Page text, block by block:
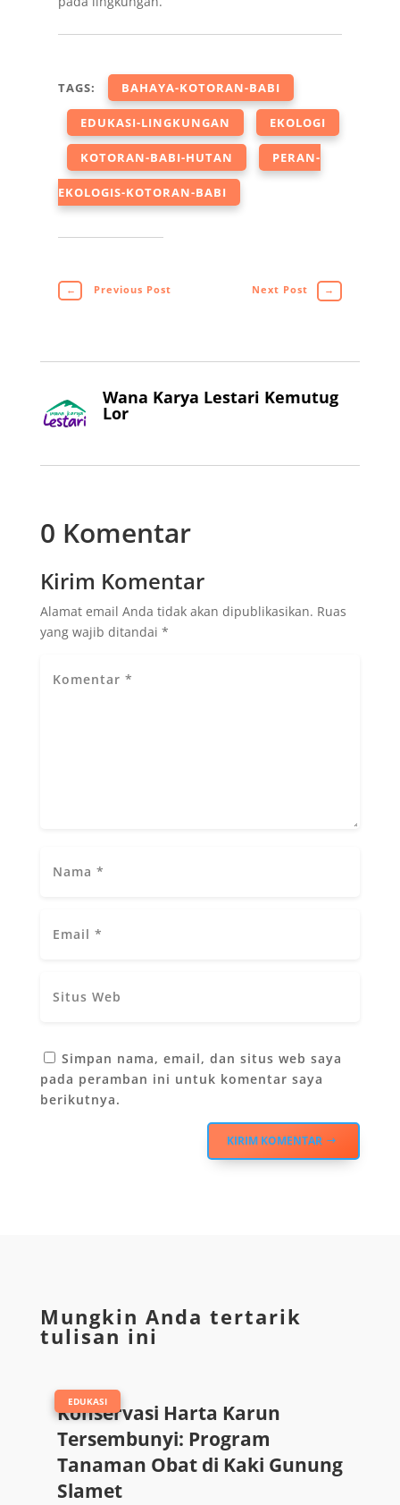
TAGS: BAHAYA-KOTORAN-BABI
EDUKASI-LINGKUNGAN EKOLOGI
KOTORAN-BABI-HUTAN PERAN-
EKOLOGIS-KOTORAN-BABI
← Previous Post Next Post →
Wana Karya Lestari Kemutug
Lor
0 Komentar
Kirim Komentar
Alamat email Anda tidak akan dipublikasikan. Ruas
yang wajib ditandai *
Simpan nama, email, dan situs web saya
pada peramban ini untuk komentar saya
berikutnya.
KIRIM KOMENTAR
Mungkin Anda tertarik
tulisan ini
Konservasi Harta Karun
Tersembunyi: Program
Tanaman Obat di Kaki Gunung
Slamet
EDUKASI